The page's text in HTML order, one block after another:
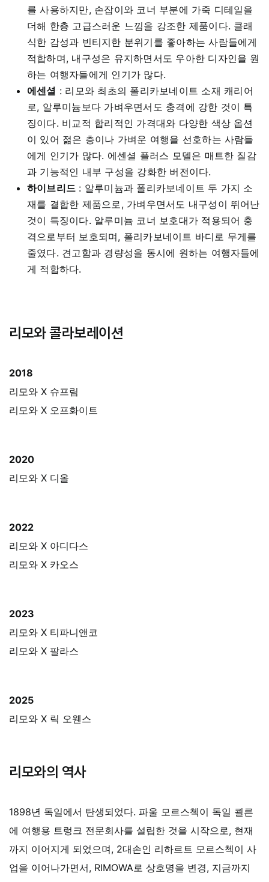
를 사용하지만, 손잡이와 코너 부분에 가죽 디테일을
더해 한층 고급스러운 느낌을 강조한 제품이다. 클래
식한 감성과 빈티지한 분위기를 좋아하는 사람들에게
적합하며, 내구성은 유지하면서도 우아한 디자인을 원
하는 여행자들에게 인기가 많다.
에센셜 : 리모와 최초의 폴리카보네이트 소재 캐리어
로, 알루미늄보다 가벼우면서도 충격에 강한 것이 특
징이다. 비교적 합리적인 가격대와 다양한 색상 옵션
이 있어 젊은 층이나 가벼운 여행을 선호하는 사람들
에게 인기가 많다. 에센셜 플러스 모델은 매트한 질감
과 기능적인 내부 구성을 강화한 버전이다.
하이브리드 : 알루미늄과 폴리카보네이트 두 가지 소
재를 결합한 제품으로, 가벼우면서도 내구성이 뛰어난
것이 특징이다. 알루미늄 코너 보호대가 적용되어 충
격으로부터 보호되며, 폴리카보네이트 바디로 무게를
줄였다. 견고함과 경량성을 동시에 원하는 여행자들에
게 적합하다.
리모와 콜라보레이션
2018
리모와 X 슈프림
리모와 X 오프화이트
2020
리모와 X 디올
2022
리모와 X 아디다스
리모와 X 카오스
2023
리모와 X 티파니앤코
리모와 X 팔라스
2025
리모와 X 릭 오웬스
리모와의 역사
1898년 독일에서 탄생되었다. 파울 모르스첵이 독일 쾰른
에 여행용 트렁크 전문회사를 설립한 것을 시작으로, 현재
까지 이어지게 되었으며, 2대손인 리하르트 모르스첵이 사
업을 이어나가면서, RIMOWA로 상호명을 변경, 지금까지